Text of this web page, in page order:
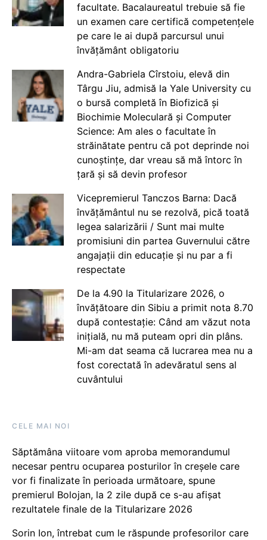
facultate. Bacalaureatul trebuie să fie
un examen care certifică competențele
pe care le ai după parcursul unui
învățământ obligatoriu
Andra-Gabriela Cîrstoiu, elevă din
Târgu Jiu, admisă la Yale University cu
o bursă completă în Biofizică și
Biochimie Moleculară și Computer
Science: Am ales o facultate în
străinătate pentru că pot deprinde noi
cunoștințe, dar vreau să mă întorc în
țară și să devin profesor
Vicepremierul Tanczos Barna: Dacă
învățământul nu se rezolvă, pică toată
legea salarizării / Sunt mai multe
promisiuni din partea Guvernului către
angajații din educație și nu par a fi
respectate
De la 4.90 la Titularizare 2026, o
învățătoare din Sibiu a primit nota 8.70
după contestație: Când am văzut nota
inițială, nu mă puteam opri din plâns.
Mi-am dat seama că lucrarea mea nu a
fost corectată în adevăratul sens al
cuvântului
CELE MAI NOI
Săptămâna viitoare vom aproba memorandumul
necesar pentru ocuparea posturilor în creșele care
vor fi finalizate în perioada următoare, spune
premierul Bolojan, la 2 zile după ce s-au afișat
rezultatele finale de la Titularizare 2026
Sorin Ion, întrebat cum le răspunde profesorilor care